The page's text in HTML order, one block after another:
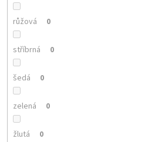
růžová 0
stříbrná 0
šedá 0
zelená 0
žlutá 0